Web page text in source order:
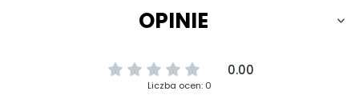
OPINIE
0.00
Liczba ocen: 0